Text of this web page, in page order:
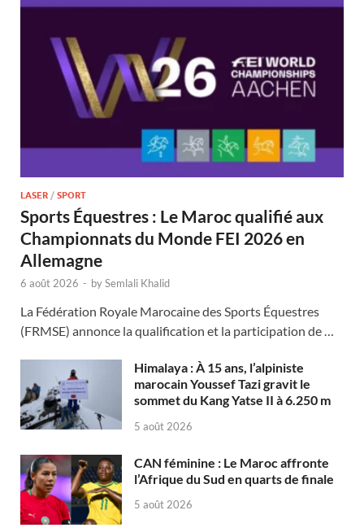
LASER / SPORT
Sports Équestres : Le Maroc qualifié aux
Championnats du Monde FEI 2026 en
Allemagne
6 août 2026 - bySemlali Khalid
La Fédération Royale Marocaine des Sports Équestres
(FRMSE) annonce la qualification et la participation de …
Himalaya : À 15 ans, l’alpiniste
marocain Youssef Tazi gravit le
sommet du Kang Yatse II à 6.250 m
5 août 2026
CAN féminine : Le Maroc affronte
l’Afrique du Sud en quarts de finale
5 août 2026